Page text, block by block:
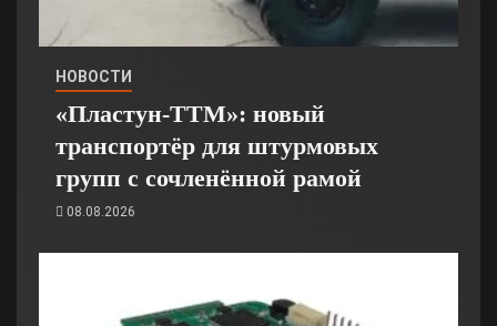
НОВОСТИ
«Пластун-ТТМ»: новый
транспортёр для штурмовых
групп с сочленённой рамой
08.08.2026